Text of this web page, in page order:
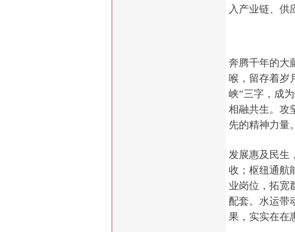
入产业链、供
奔腾千年的大
喉，留存着岁
峡”三字，成
相融共生。攻
先的精神力量。
发展惠及民生
收；枢纽通航
业岗位，拓宽
配套。水运带
果，实实在在